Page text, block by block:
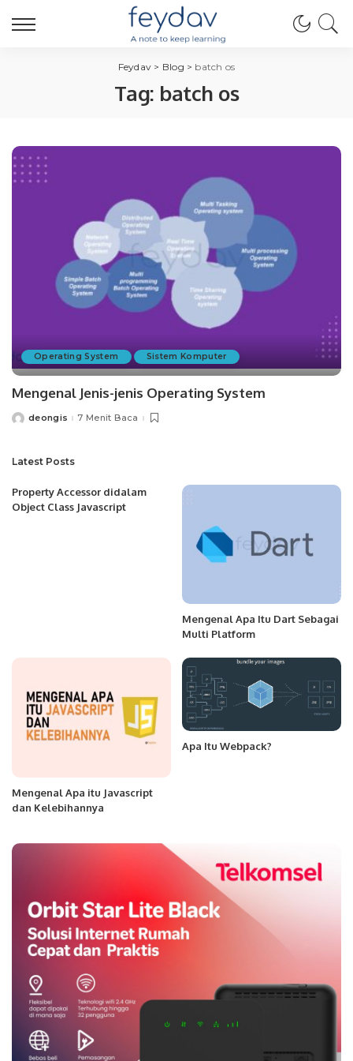
Feydav > Blog > batch os
Tag: batch os
Operating System Sistem Komputer
Mengenal Jenis-jenis Operating System
Posteddeongis 7 Menit Baca
Latest Posts
Property Accessor didalam
Object Class Javascript
Mengenal Apa Itu Dart Sebagai
Multi Platform
Mengenal Apa itu Javascript
dan Kelebihannya
Apa Itu Webpack?